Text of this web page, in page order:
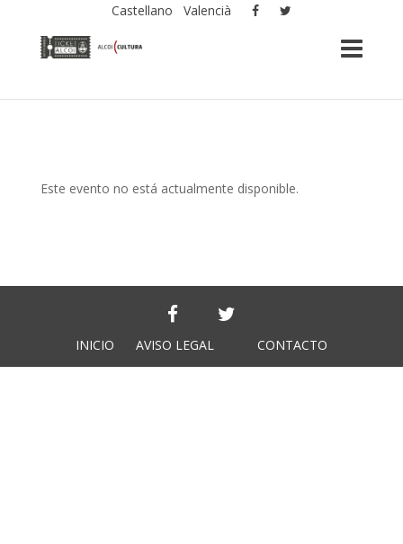
Castellano Valencià
Este evento no está actualmente disponible.
INICIO AVISO LEGAL CONTACTO